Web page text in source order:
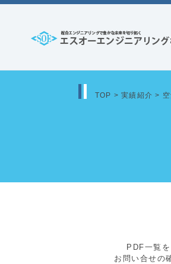
コ
ス
TOP >実績紹介 >
PDF一覧
お問い合せの